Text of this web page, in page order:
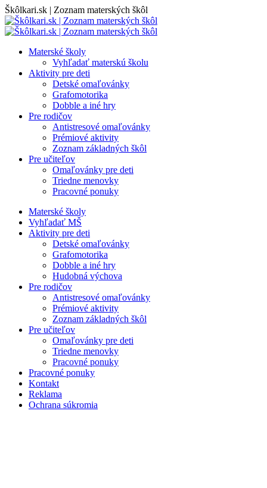
Skip
to
content
Škôlkari.sk | Zoznam materských škôl
Materské školy
Vyhľadať materskú školu
Aktivity pre deti
Detské omaľovánky
Grafomotorika
Dobble a iné hry
Pre rodičov
Antistresové omaľovánky
Prémiové aktivity
Zoznam základných škôl
Pre učiteľov
Omaľovánky pre deti
Triedne menovky
Pracovné ponuky
Materské školy
Vyhľadať MŠ
Aktivity pre deti
Detské omaľovánky
Grafomotorika
Dobble a iné hry
Hudobná výchova
Pre rodičov
Antistresové omaľovánky
Prémiové aktivity
Zoznam základných škôl
Pre učiteľov
Omaľovánky pre deti
Triedne menovky
Pracovné ponuky
Pracovné ponuky
Kontakt
Reklama
Ochrana súkromia